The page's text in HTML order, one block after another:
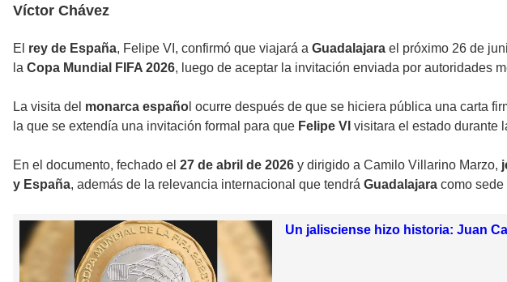
Víctor Chávez
El rey de España, Felipe VI, confirmó que viajará a Guadalajara el próximo 26 de
la Copa Mundial FIFA 2026, luego de aceptar la invitación enviada por autoridades
La visita del monarca españo l ocurre después de que se hiciera pública una carta
la que se extendía una invitación formal para que Felipe VI visitara el estado durante
En el documento, fechado el 27 de abril de 2026 y dirigido a Camilo Villarino Marzo,
y España, además de la relevancia internacional que tendrá Guadalajara como
Un jalisciense hizo historia: Juan